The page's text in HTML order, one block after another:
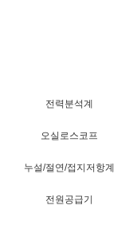
전력분석계
오실로스코프
누설/절연/접지저항계
전원공급기